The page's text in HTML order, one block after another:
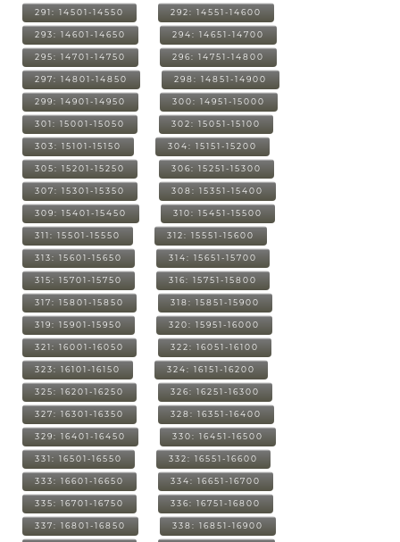
291: 14501-14550 292: 14551-14600
293: 14601-14650 294: 14651-14700
295: 14701-14750 296: 14751-14800
297: 14801-14850 298: 14851-14900
299: 14901-14950 300: 14951-15000
301: 15001-15050 302: 15051-15100
303: 15101-15150 304: 15151-15200
305: 15201-15250 306: 15251-15300
307: 15301-15350 308: 15351-15400
309: 15401-15450 310: 15451-15500
311: 15501-15550 312: 15551-15600
313: 15601-15650 314: 15651-15700
315: 15701-15750 316: 15751-15800
317: 15801-15850 318: 15851-15900
319: 15901-15950 320: 15951-16000
321: 16001-16050 322: 16051-16100
323: 16101-16150 324: 16151-16200
325: 16201-16250 326: 16251-16300
327: 16301-16350 328: 16351-16400
329: 16401-16450 330: 16451-16500
331: 16501-16550 332: 16551-16600
333: 16601-16650 334: 16651-16700
335: 16701-16750 336: 16751-16800
337: 16801-16850 338: 16851-16900